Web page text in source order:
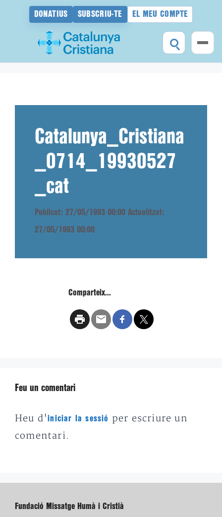
DONATIUS SUBSCRIU-TE EL MEU COMPTE
Catalunya_Cristiana
_0714_19930527
_cat
Publicat: 27/05/1993 00:00 Actualitzat:
27/05/1993 00:00
Comparteix...
Feu un comentari
Heu d'iniciar la sessió
per escriure un
comentari.
Fundació Missatge Humà i Cristià